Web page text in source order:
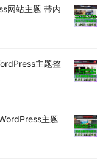
网站主题 带内
主题整
主题